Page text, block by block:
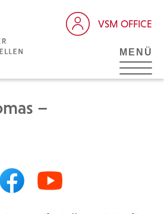
VSM OFFICE
MENÜ
–